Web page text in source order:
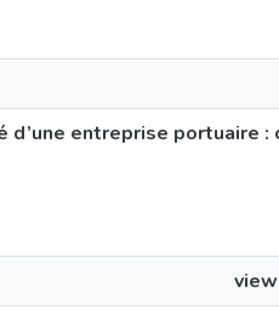
entreprise portuaire :